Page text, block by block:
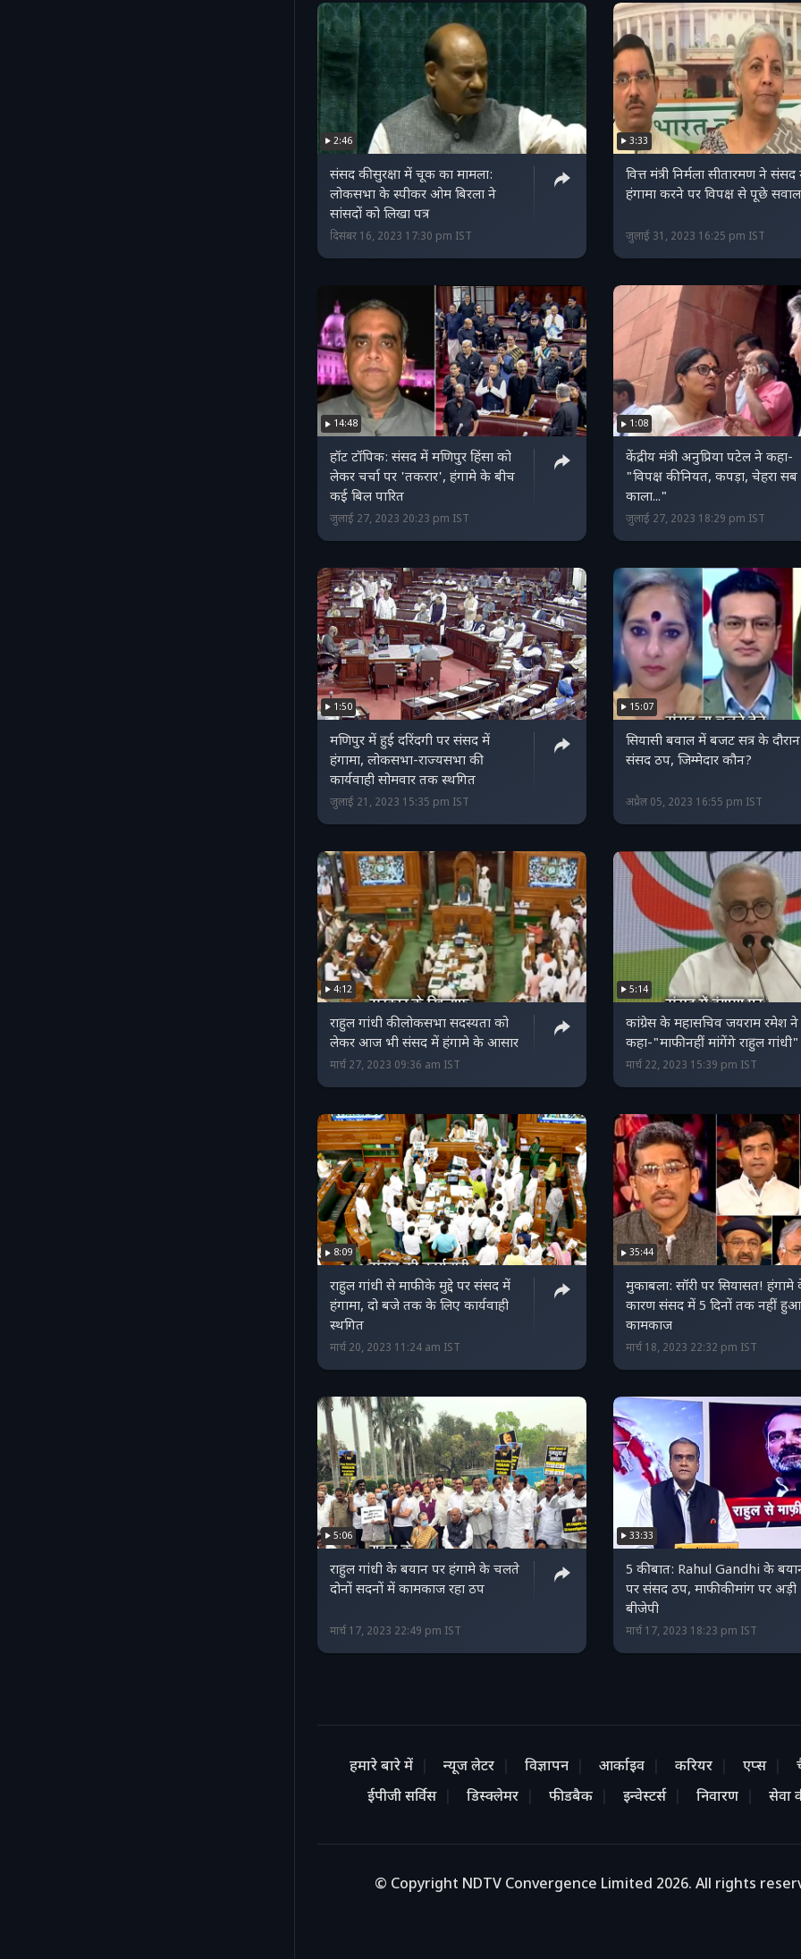
2:46
संसद की सुरक्षा में चूक का मामला:
लोकसभा के स्पीकर ओम बिरला ने
सांसदों को लिखा पत्र
दिसंबर 16, 2023 17:30 pm IST
3:33
वित्त मंत्री निर्मला सीतारमण ने संसद
हंगामा करने पर विपक्ष से पूछे सवाल
जुलाई 31, 2023 16:25 pm IST
14:48
हॉट टॉपिक: संसद में मणिपुर हिंसा को
लेकर चर्चा पर 'तकरार', हंगामे के बीच
कई बिल पारित
जुलाई 27, 2023 20:23 pm IST
1:08
केंद्रीय मंत्री अनुप्रिया पटेल ने कहा-
"विपक्ष की नियत, कपड़ा, चेहरा सब
काला..."
जुलाई 27, 2023 18:29 pm IST
1:50
मणिपुर में हुई दरिंदगी पर संसद में
हंगामा, लोकसभा-राज्यसभा की
कार्यवाही सोमवार तक स्थगित
जुलाई 21, 2023 15:35 pm IST
15:07
सियासी बवाल में बजट सत्र के दौरान
संसद ठप, जिम्मेदार कौन?
अप्रैल 05, 2023 16:55 pm IST
4:12
राहुल गांधी की लोकसभा सदस्यता को
लेकर आज भी संसद में हंगामे के आसार
मार्च 27, 2023 09:36 am IST
5:14
कांग्रेस के महासचिव जयराम रमेश ने
कहा-"माफी नहीं मांगेंगे राहुल गांधी"
मार्च 22, 2023 15:39 pm IST
8:09
राहुल गांधी से माफी के मुद्दे पर संसद में
हंगामा, दो बजे तक के लिए कार्यवाही
स्‍थगित
मार्च 20, 2023 11:24 am IST
35:44
मुकाबला: सॉरी पर सियासत! हंगामे
कारण संसद में 5 दिनों तक नहीं हुआ
कामकाज
मार्च 18, 2023 22:32 pm IST
5:06
राहुल गांधी के बयान पर हंगामे के चलते
दोनों सदनों में कामकाज रहा ठप
मार्च 17, 2023 22:49 pm IST
33:33
5 की बात: Rahul Gandhi के
पर संसद ठप, माफी की मांग पर अड़ी
बीजेपी
मार्च 17, 2023 18:23 pm IST
हमारे बारे में न्यूज लेटर विज्ञापन आर्काइव करियर एप्स
ईपीजी सर्विस
डिस्क्लेमर फीडबैक इन्वेस्टर्स निवारण सेवा
© Copyright NDTV Convergence Limited 2026. All rights